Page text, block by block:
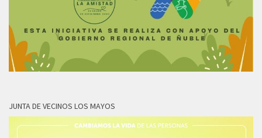
JUNTA DE VECINOS LOS MAYOS